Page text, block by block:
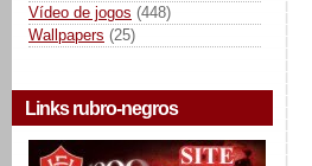
Vídeo de jogos (448)
Wallpapers (25)
Links rubro-negros